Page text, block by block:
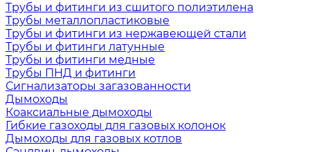
Трубы и фитинги из сшитого полиэтилена
Трубы металлопластиковые
Трубы и фитинги из нержавеющей стали
Трубы и фитинги латунные
Трубы и фитинги медные
Трубы ПНД и фитинги
Сигнализаторы загазованности
Дымоходы
Коаксиальные дымоходы
Гибкие газоходы для газовых колонок
Дымоходы для газовых котлов